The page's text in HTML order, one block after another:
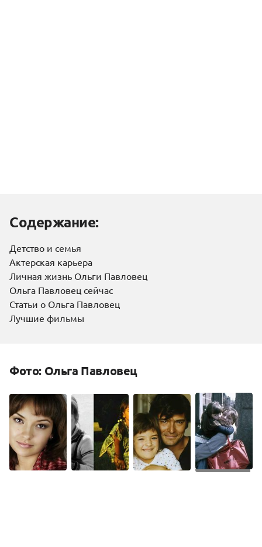
Содержание:
Детство и семья
Актерская карьера
Личная жизнь Ольги Павловец
Ольга Павловец сейчас
Статьи о Ольга Павловец
Лучшие фильмы
Фото: Ольга Павловец